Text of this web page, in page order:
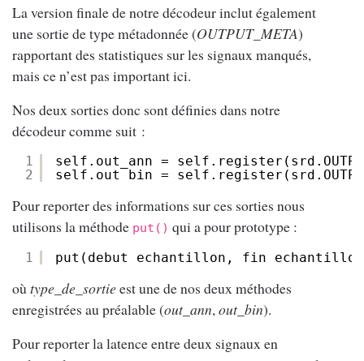
La version finale de notre décodeur inclut également
une sortie de type métadonnée (OUTPUT_META)
rapportant des statistiques sur les signaux manqués,
mais ce n’est pas important ici.
Nos deux sorties donc sont définies dans notre
décodeur comme suit :
1
2
self.out_ann =
self.out_bin =
Pour reporter des informations sur ces sorties nous
utilisons la méthode put() qui a pour prototype :
1 put(debut_echantillon,
où type_de_sortieest une de nos deux méthodes
enregistrées au préalable (out_ann, out_bin).
Pour reporter la latence entre deux signaux en